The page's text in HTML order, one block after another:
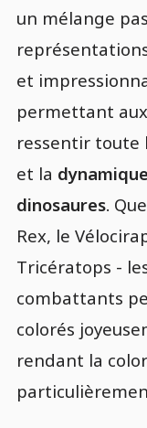
un mélange
et
permettant
ressentir toute
et la
dinosaures.
Rex, le
Tricératops -
combattants
colorés
rendant la